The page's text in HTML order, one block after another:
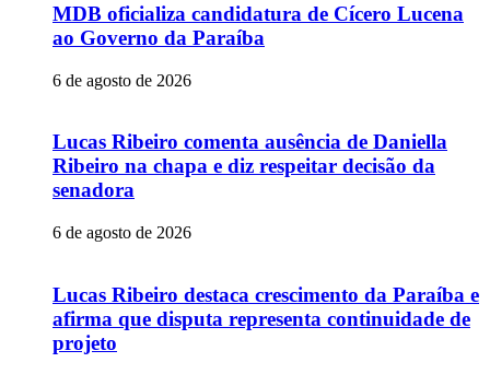
MDB oficializa candidatura de Cícero Lucena
ao Governo da Paraíba
6 de agosto de 2026
Lucas Ribeiro comenta ausência de Daniella
Ribeiro na chapa e diz respeitar decisão da
senadora
6 de agosto de 2026
Lucas Ribeiro destaca crescimento da Paraíba e
afirma que disputa representa continuidade de
projeto